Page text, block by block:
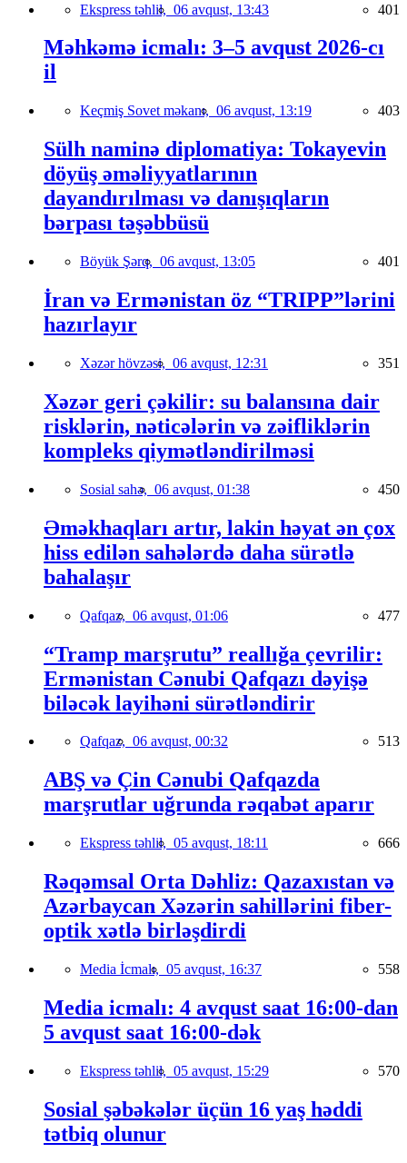
Ekspress təhlil, 06 avqust, 13:43 401
Məhkəmə icmalı: 3–5 avqust 2026-cı
il
Keçmiş Sovet məkanı, 06 avqust, 13:19 403
Sülh naminə diplomatiya: Tokayevin
döyüş əməliyyatlarının
dayandırılması və danışıqların
bərpası təşəbbüsü
Böyük Şərq, 06 avqust, 13:05 401
İran və Ermənistan öz “TRIPP”lərini
hazırlayır
Xəzər hövzəsi, 06 avqust, 12:31 351
Xəzər geri çəkilir: su balansına dair
risklərin, nəticələrin və zəifliklərin
kompleks qiymətləndirilməsi
Sosial sahə, 06 avqust, 01:38 450
Əməkhaqları artır, lakin həyat ən çox
hiss edilən sahələrdə daha sürətlə
bahalaşır
Qafqaz, 06 avqust, 01:06 477
“Tramp marşrutu” reallığa çevrilir:
Ermənistan Cənubi Qafqazı dəyişə
biləcək layihəni sürətləndirir
Qafqaz, 06 avqust, 00:32 513
ABŞ və Çin Cənubi Qafqazda
marşrutlar uğrunda rəqabət aparır
Ekspress təhlil, 05 avqust, 18:11 666
Rəqəmsal Orta Dəhliz: Qazaxıstan və
Azərbaycan Xəzərin sahillərini fiber-
optik xətlə birləşdirdi
Media İcmalı, 05 avqust, 16:37 558
Media icmalı: 4 avqust saat 16:00-dan
5 avqust saat 16:00-dək
Ekspress təhlil, 05 avqust, 15:29 570
Sosial şəbəkələr üçün 16 yaş həddi
tətbiq olunur